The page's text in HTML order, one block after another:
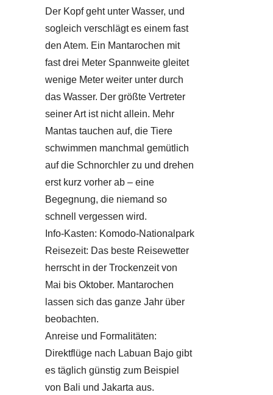
Der Kopf geht unter Wasser, und
sogleich verschlägt es einem fast
den Atem. Ein Mantarochen mit
fast drei Meter Spannweite gleitet
wenige Meter weiter unter durch
das Wasser. Der größte Vertreter
seiner Art ist nicht allein. Mehr
Mantas tauchen auf, die Tiere
schwimmen manchmal gemütlich
auf die Schnorchler zu und drehen
erst kurz vorher ab – eine
Begegnung, die niemand so
schnell vergessen wird.
Info-Kasten: Komodo-Nationalpark
Reisezeit: Das beste Reisewetter
herrscht in der Trockenzeit von
Mai bis Oktober. Mantarochen
lassen sich das ganze Jahr über
beobachten.
Anreise und Formalitäten:
Direktflüge nach Labuan Bajo gibt
es täglich günstig zum Beispiel
von Bali und Jakarta aus.